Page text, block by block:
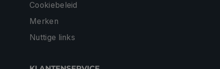
Cookiebeleid
Merken
Nuttige links